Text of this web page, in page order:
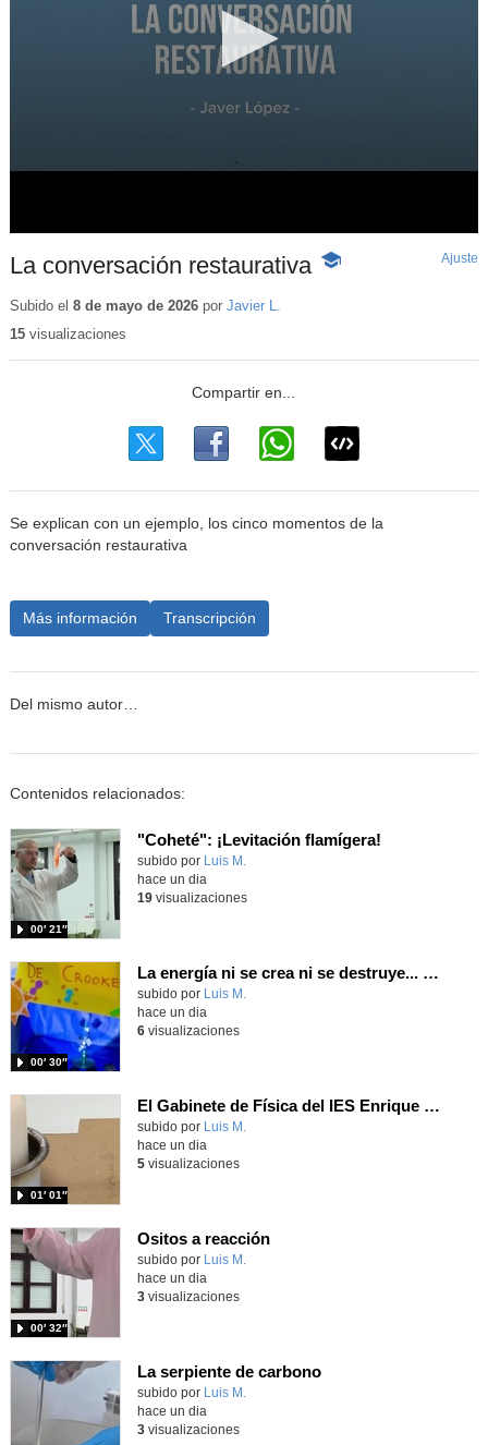
La conversación restaurativa -
Ajuste
Subido el 8 de mayo de 2026por Javier L.
15visualizaciones
Se explican con un ejemplo, los cinco momentos de la
conversación restaurativa
Más información Transcripción
Del mismo autor…
Contenidos relacionados:
"Coheté": ¡Levitación flamígera!
Contenido educativo.
subido por Luis M.
00′ 21″
hace un dia
19visualizaciones
La energía ni se crea ni se destruye... ¡se experimenta! El Tierno en la Feria Madrid es Ciencia 2026
Contenido educativo.
subido por Luis M.
00′ 30″
hace un dia
6visualizaciones
El Gabinete de Física del IES Enrique Tierno Galván de Parla (Curso 25-26)
Contenido educativo.
subido por Luis M.
01′ 01″
hace un dia
5visualizaciones
Ositos a reacción
Contenido educativo.
subido por Luis M.
00′ 32″
hace un dia
3visualizaciones
La serpiente de carbono
Contenido educativo.
subido por Luis M.
hace un dia
3visualizaciones